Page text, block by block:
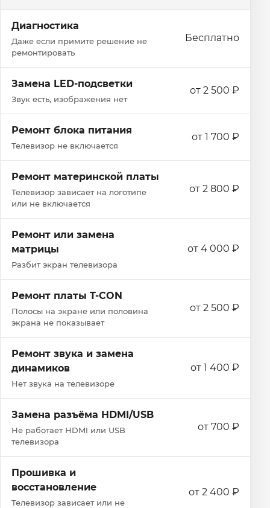
Диагностика
Даже если примите решение не
ремонтировать
Бесплатно
Замена LED-подсветки
Звук есть, изображения нет
от 2 500 ₽
Ремонт блока питания
Телевизор не включается
от 1 700 ₽
Ремонт материнской платы
Телевизор зависает на логотипе
или не включается
от 2 800 ₽
Ремонт или замена
матрицы
Разбит экран телевизора
от 4 000 ₽
Ремонт платы T-CON
Полосы на экране или половина
экрана не показывает
от 2 500 ₽
Ремонт звука и замена
динамиков
Нет звука на телевизоре
от 1 400 ₽
Замена разъёма HDMI/USB
Не работает HDMI или USB
телевизора
от 700 ₽
Прошивка и
восстановление
Телевизор зависает или не
от 2 400 ₽